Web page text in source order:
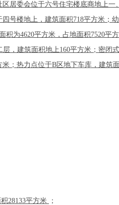
居委会位于六号住宅楼底商地上
号楼地上，建筑面积718平方米；
为4620平方米，占地面积7520平方
，建筑面积地上160平方米；密闭
；热力点位于B区地下车库，建
28133平方米
；